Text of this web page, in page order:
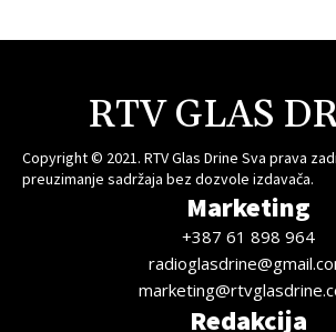
RTV GLAS
Copyright © 2021. RTV Glas Drine Sva prava
preuzimanje sadržaja bez dozvole izdavača.
Marketing
+387 61 898 964
Redakcija